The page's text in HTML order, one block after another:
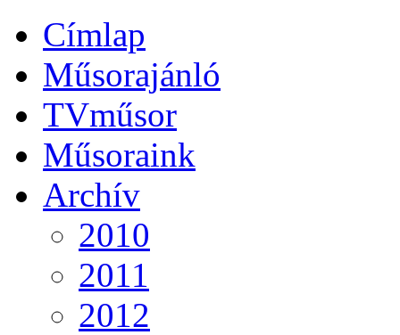
Címlap
Műsorajánló
TVműsor
Műsoraink
Archív
2010
2011
2012